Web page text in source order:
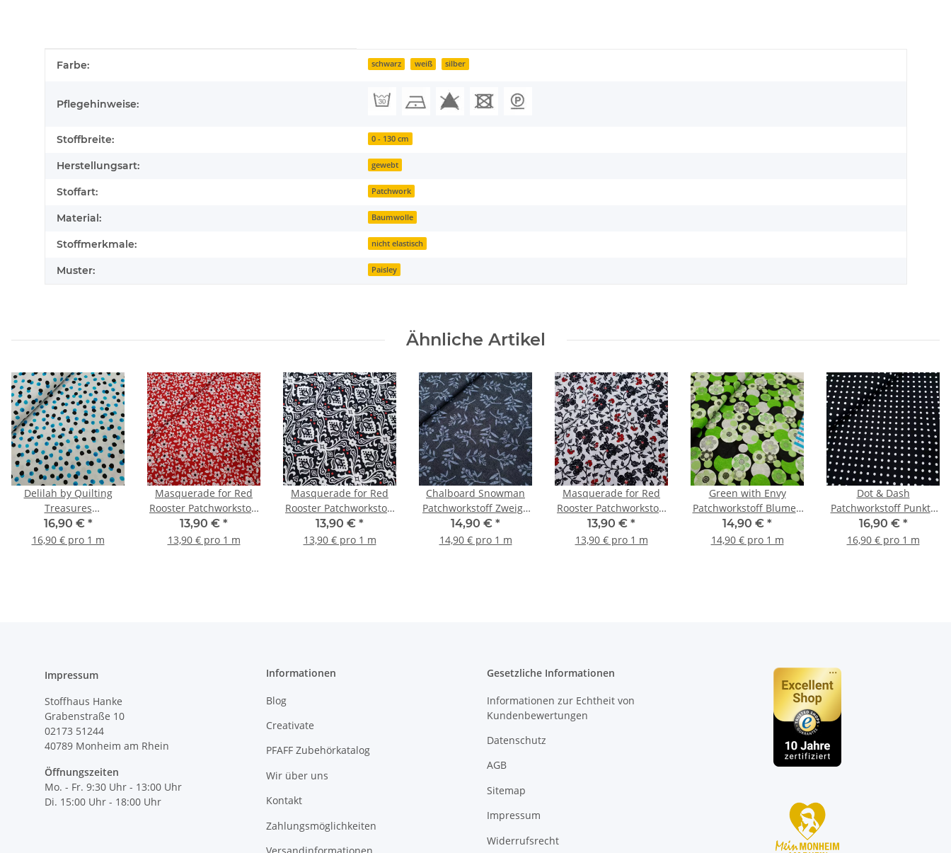
Produkteigenschaft
Wert
Farbe: schwarz weiß silber
Pflegehinweise:
Stoffbreite: 0 - 130 cm
Herstellungsart: gewebt
Stoffart: Patchwork
Material: Baumwolle
Stoffmerkmale: nicht elastisch
Muster: Paisley
Ähnliche Artikel
Delilah by Quilting
Treasures
Patchworkstoff Tupfen
weiß, türkis, schwarz
16,90 € *
16,90 € pro 1 m
Masquerade for Red
Rooster Patchworkstoff
kleine Blumen rot,
weiß, schwarz
13,90 € *
13,90 € pro 1 m
Masquerade for Red
Rooster Patchworkstoff
Ornamente schwarz,
weiß, rot
13,90 € *
13,90 € pro 1 m
Chalboard Snowman
Patchworkstoff Zweige
mit Beeren schwarz,
grau
14,90 € *
14,90 € pro 1 m
Masquerade for Red
Rooster Patchworkstoff
Blumen weiß, schwarz,
rot
13,90 € *
13,90 € pro 1 m
Green with Envy
Patchworkstoff Blumen
mit Kreisen schwarz,
grün, weiß
14,90 € *
14,90 € pro 1 m
Dot & Dash
Patchworkstoff Punkte
schwarz, weiß
16,90 € *
16,90 € pro 1 m
Impressum
Stoffhaus Hanke
Grabenstraße 10
02173 51244
40789 Monheim am Rhein
Öffnungszeiten
Mo. - Fr. 9:30 Uhr - 13:00 Uhr
Di. 15:00 Uhr - 18:00 Uhr
Informationen
Blog
Creativate
PFAFF Zubehörkatalog
Wir über uns
Kontakt
Zahlungsmöglichkeiten
Gesetzliche Informationen
Informationen zur Echtheit von
Kundenbewertungen
Datenschutz
AGB
Sitemap
Impressum
Widerrufsrecht